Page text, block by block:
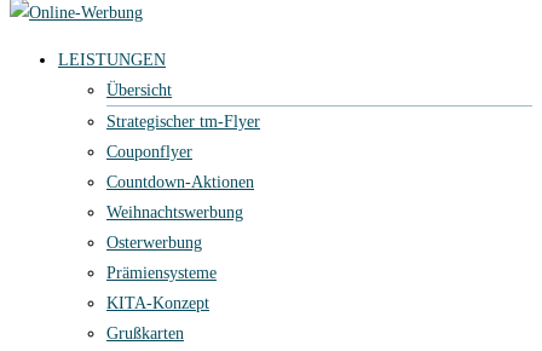
LEISTUNGEN
Übersicht
Strategischer tm-Flyer
Couponflyer
Countdown-Aktionen
Weihnachtswerbung
Osterwerbung
Prämiensysteme
KITA-Konzept
Grußkarten